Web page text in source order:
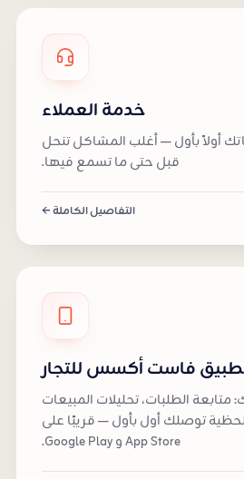
خدمة العملاء
أولاً بأول — أغلب المشاكل تنحل
قبل حتى ما تسمع فيها.
التفاصيل الكاملة ←
فاست أكسس للتجار
متابعة الطلبات، تحليلات المبيعات
توصلك أول بأول — قريبًا على
App Store و Google Play.